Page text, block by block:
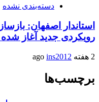
دسته‌بندی نشده
استاندار اصفهان:
رویکردی جدید آغاز
2 هفته ago ins2012
برچسب‌ها